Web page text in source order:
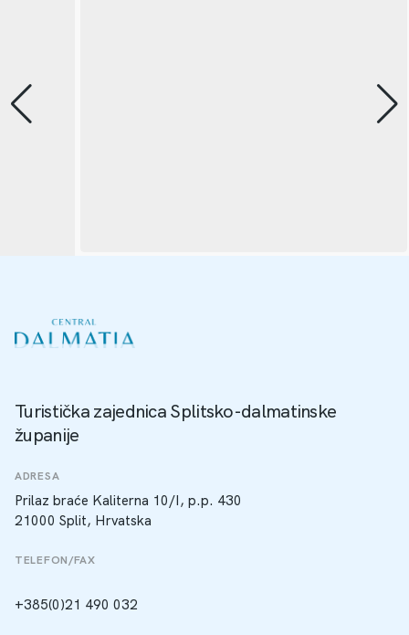
Turistička zajednica Splitsko-dalmatinske
županije
ADRESA
Prilaz braće Kaliterna 10/I, p.p. 430
21000 Split, Hrvatska
TELEFON/FAX
+385(0)21 490 032